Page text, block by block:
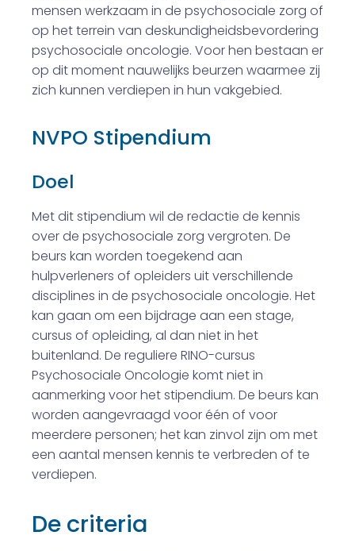
mensen werkzaam in de psychosociale zorg of
op het terrein van deskundigheidsbevordering
psychosociale oncologie. Voor hen bestaan er
op dit moment nauwelijks beurzen waarmee zij
zich kunnen verdiepen in hun vakgebied.
NVPO Stipendium
Doel
Met dit stipendium wil de redactie de kennis
over de psychosociale zorg vergroten. De
beurs kan worden toegekend aan
hulpverleners of opleiders uit verschillende
disciplines in de psychosociale oncologie. Het
kan gaan om een bijdrage aan een stage,
cursus of opleiding, al dan niet in het
buitenland. De reguliere RINO-cursus
Psychosociale Oncologie komt niet in
aanmerking voor het stipendium. De beurs kan
worden aangevraagd voor één of voor
meerdere personen; het kan zinvol zijn om met
een aantal mensen kennis te verbreden of te
verdiepen.
De criteria